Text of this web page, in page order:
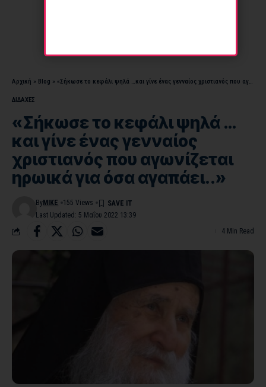
Αρχική » Blog » «Σήκωσε το κεφάλι ψηλά …και γίνε ένας γενναίος χριστιανός που αγωνίζεται ηρωικά για όσα αγαπάει..»
ΔΙΔΑΧΕΣ
«Σήκωσε το κεφάλι ψηλά …
και γίνε ένας γενναίος
χριστιανός που αγωνίζεται
ηρωικά για όσα αγαπάει..»
Last Updated: 5 Μαΐου 2022 13:39
By MIKE 155 Views
4 Min Read